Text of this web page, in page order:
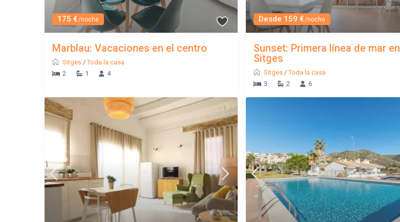
175 €/noche
Marblau: Vacaciones en el centro
Sitges /Toda la casa
2
1 4
Desde 159 €/noche
Sunset: Primera línea de mar en
Sitges
Sitges /Toda la casa
3
2 6